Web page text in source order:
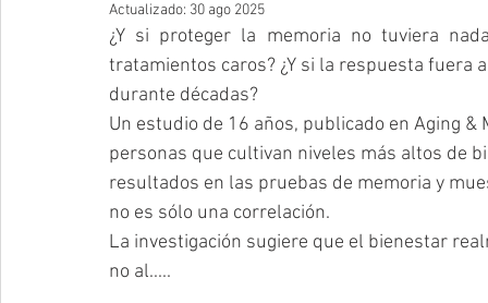
Actualizado: 30 ago 2025
¿Y si proteger la memoria no tuviera
tratamientos caros? ¿Y si la respuesta fuera
durante décadas?
Un estudio de 16 años, publicado en Aging
personas que cultivan niveles más altos de
resultados en las pruebas de memoria y
no es sólo una correlación.
La investigación sugiere que el bienestar
no al.....